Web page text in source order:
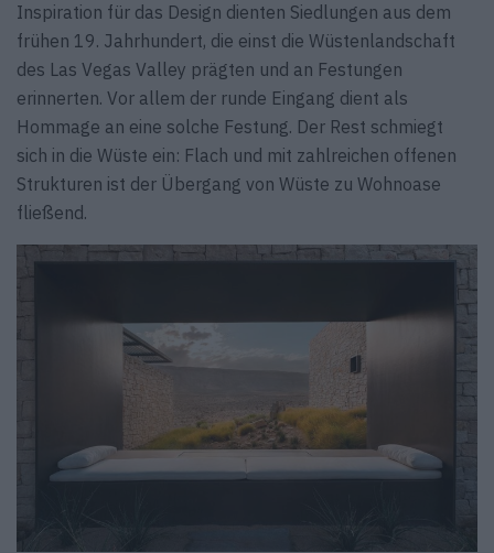
Inspiration für das Design dienten Siedlungen aus dem
frühen 19. Jahrhundert, die einst die Wüstenlandschaft
des Las Vegas Valley prägten und an Festungen
erinnerten. Vor allem der runde Eingang dient als
Hommage an eine solche Festung. Der Rest schmiegt
sich in die Wüste ein: Flach und mit zahlreichen offenen
Strukturen ist der Übergang von Wüste zu Wohnoase
fließend.